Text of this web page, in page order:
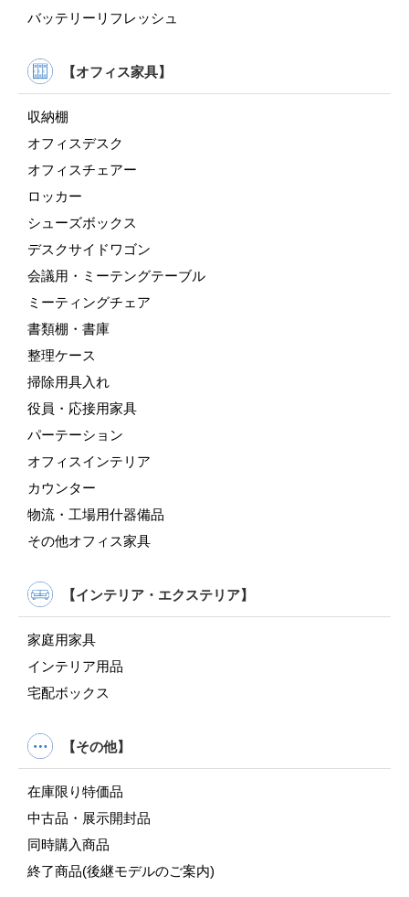
バッテリーリフレッシュ
【オフィス家具】
収納棚
オフィスデスク
オフィスチェアー
ロッカー
シューズボックス
デスクサイドワゴン
会議用・ミーテングテーブル
ミーティングチェア
書類棚・書庫
整理ケース
掃除用具入れ
役員・応接用家具
パーテーション
オフィスインテリア
カウンター
物流・工場用什器備品
その他オフィス家具
【インテリア・エクステリア】
家庭用家具
インテリア用品
宅配ボックス
【その他】
在庫限り特価品
中古品・展示開封品
同時購入商品
終了商品(後継モデルのご案内)